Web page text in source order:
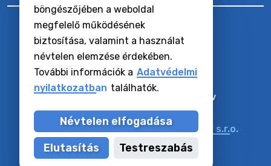
böngészőjében a weboldal
megfelelő működésének
biztosítása, valamint a használat
névtelen elemzése érdekében.
További információk a Adatvédelmi
nyilatkozatban találhatók.
Névtelen elfogadása
Elutasítás
Testreszabás
Hozzáférhetőségi nyilatkozat
Zásady ochrany osobných údajov
Cookie-k beállítása
Műszaki üzemeltető:Alphabet partner s.r.o.
Tartalomkezelő:Község Vízkelet
Utoljára frissítve:05.08.2026